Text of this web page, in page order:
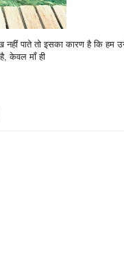
पाते तो इसका कारण है कि हम
केवल माँ ही